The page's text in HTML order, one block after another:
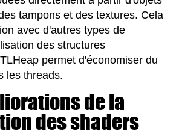
tampons et des textures. Cela
avec d'autres types de
des structures
permet d'économiser du
les threads.
de la
des shaders